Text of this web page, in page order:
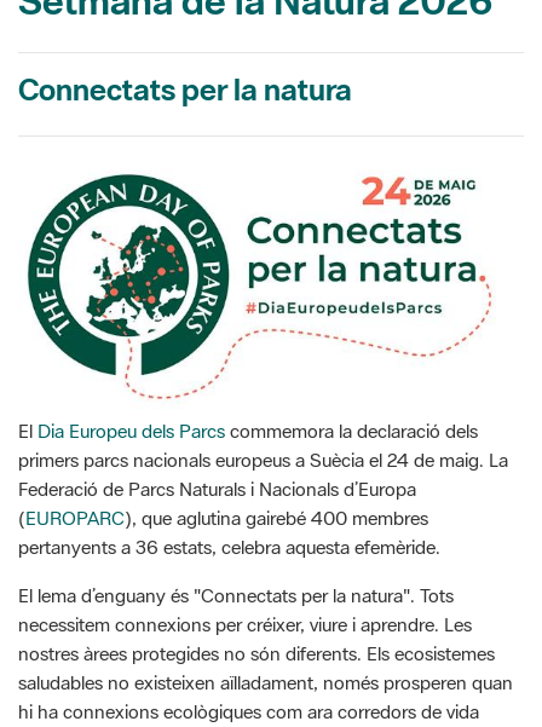
Connectats per la natura
El Dia Europeu dels Parcs commemora la declaració dels
primers parcs nacionals europeus a Suècia el 24 de maig. La
Federació de Parcs Naturals i Nacionals d’Europa
(EUROPARC), que aglutina gairebé 400 membres
pertanyents a 36 estats, celebra aquesta efemèride.
El lema d’enguany és "Connectats per la natura". Tots
necessitem connexions per créixer, viure i aprendre. Les
nostres àrees protegides no són diferents. Els ecosistemes
saludables no existeixen aïlladament, només prosperen quan
hi ha connexions ecològiques com ara corredors de vida